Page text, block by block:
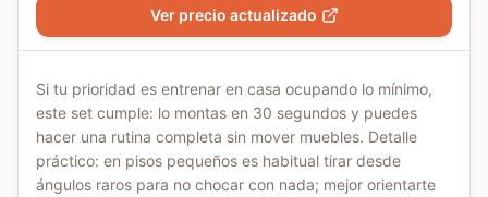
Ver precio actualizado
Si tu prioridad es entrenar en casa ocupando lo mínimo,
este set cumple: lo montas en 30 segundos y puedes
hacer una rutina completa sin mover muebles. Detalle
práctico: en pisos pequeños es habitual tirar desde
ángulos raros para no chocar con nada; mejor orientarte